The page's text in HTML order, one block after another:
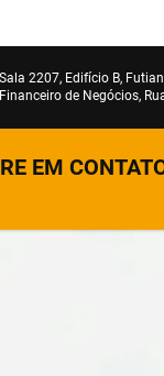
Sala 2207, Edifício B,
Financeiro de Negócios,
EM